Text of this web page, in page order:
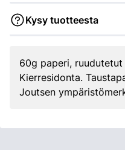
Kysy tuotteesta
60g paperi,
Kierresidonta.
Joutsen